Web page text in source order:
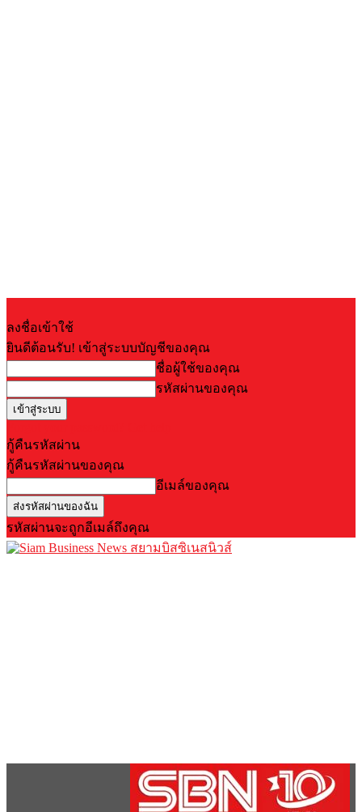
ลงชื่อเข้าใช้
ยินดีต้อนรับ! เข้าสู่ระบบบัญชีของคุณ
ชื่อผู้ใช้ของคุณ
รหัสผ่านของคุณ
กู้คืนรหัสผ่าน
กู้คืนรหัสผ่านของคุณ
อีเมล์ของคุณ
รหัสผ่านจะถูกอีเมล์ถึงคุณ
สยามบิสซิเนสนิวส์